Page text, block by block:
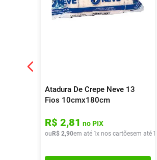
Atadura De Crepe Neve 13
Fios 10cmx180cm
R$ 2,81 no PIX
ou R$ 2,90em até 1x nos cartõesem até 1